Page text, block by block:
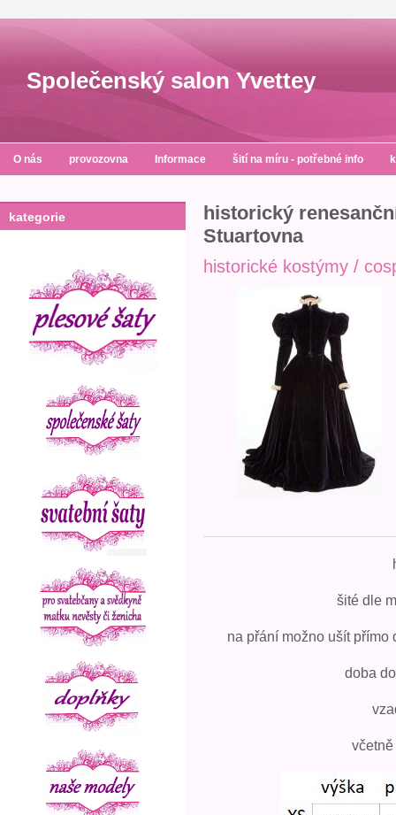
Společenský salon Yvettey
O nás provozovna Informace šití na míru - potřebné info
kategorie
historický
Stuartovna
historické kostýmy /
šité dle
na přání možno ušít přímo
doba